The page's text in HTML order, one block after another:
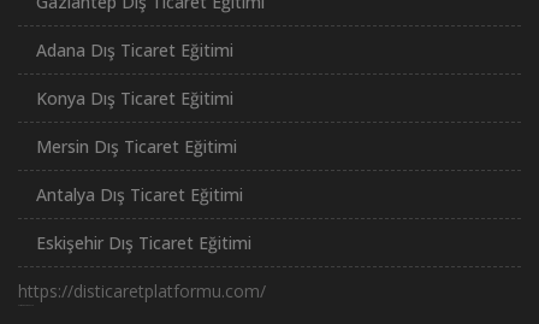
Adana Dış Ticaret Eğitimi
Konya Dış Ticaret Eğitimi
Mersin Dış Ticaret Eğitimi
Antalya Dış Ticaret Eğitimi
Eskişehir Dış Ticaret Eğitimi
https://disticaretplatformu.com/